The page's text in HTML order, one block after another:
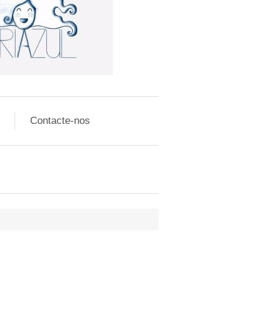
Contacte-nos